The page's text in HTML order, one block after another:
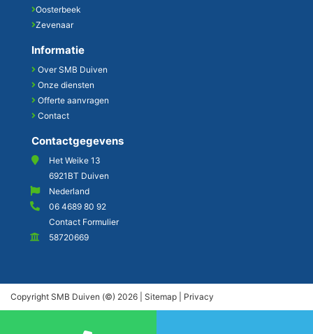
Oosterbeek
Zevenaar
Informatie
Over SMB Duiven
Onze diensten
Offerte aanvragen
Contact
Contactgegevens
Het Weike 13
6921BT Duiven
Nederland
06 4689 80 92
Contact Formulier
58720669
Copyright SMB Duiven (©) 2026 | Sitemap Privacy